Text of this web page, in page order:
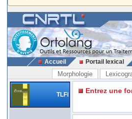
Accueil Portail lexical
Morphologie
TLFi Entrez une